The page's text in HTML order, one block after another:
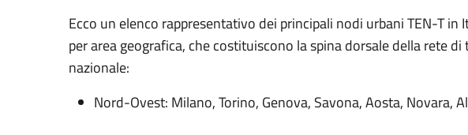
Ecco un elenco rappresentativo dei principali nodi urbani TEN-T in
per area geografica, che costituiscono la spina dorsale della rete
nazionale:
Nord-Ovest: Milano, Torino, Genova, Savona, Aosta, Novara,